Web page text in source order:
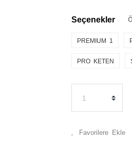
Seçenekler
PREMIUM 1
PRO KETEN